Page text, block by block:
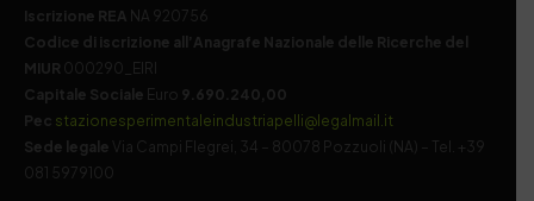
Iscrizione REA NA 920756
Codice di iscrizione all’Anagrafe Nazionale delle Ricerche del
MIUR 000290_EIRI
Capitale Sociale Euro 9.690.240,00
Pec stazionesperimentaleindustriapelli@legalmail.it
Sede legale
Via Campi Flegrei, 34 – 80078 Pozzuoli (NA) – Tel. +39
081 5979100